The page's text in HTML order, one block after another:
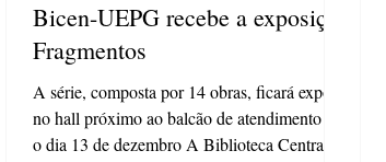
Bicen-UEPG recebe a exposição
Fragmentos
A série, composta por 14 obras, ficará exposta
no hall próximo ao balcão de atendimento até
o dia 13 de dezembro A Biblioteca Central...